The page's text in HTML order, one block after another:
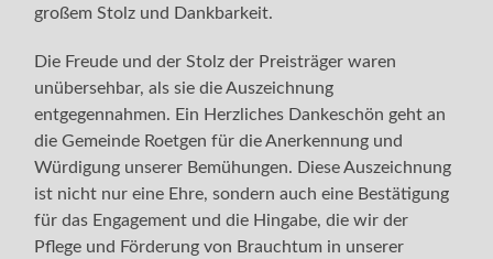
großem Stolz und Dankbarkeit.
Die Freude und der Stolz der Preisträger waren
unübersehbar, als sie die Auszeichnung
entgegennahmen. Ein Herzliches Dankeschön geht an
die Gemeinde Roetgen für die Anerkennung und
Würdigung unserer Bemühungen. Diese Auszeichnung
ist nicht nur eine Ehre, sondern auch eine Bestätigung
für das Engagement und die Hingabe, die wir der
Pflege und Förderung von Brauchtum in unserer